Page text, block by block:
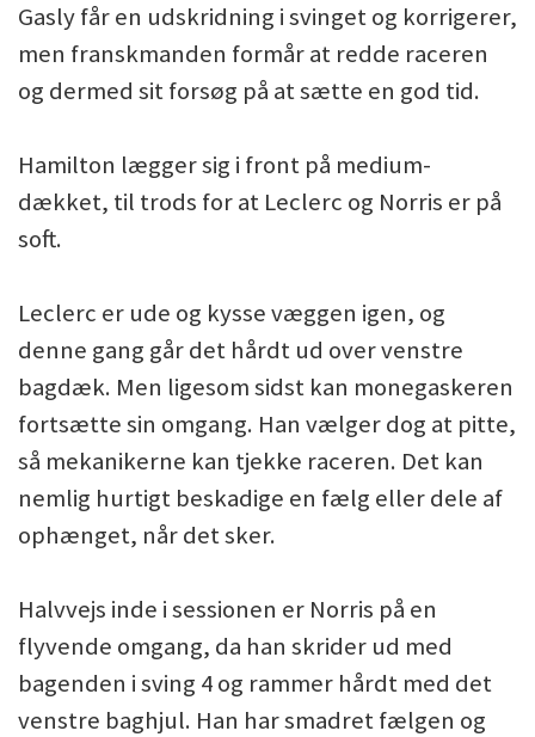
Gasly får en udskridning i svinget og korrigerer,
men franskmanden formår at redde raceren
og dermed sit forsøg på at sætte en god tid.
Hamilton lægger sig i front på medium-
dækket, til trods for at Leclerc og Norris er på
soft.
Leclerc er ude og kysse væggen igen, og
denne gang går det hårdt ud over venstre
bagdæk. Men ligesom sidst kan monegaskeren
fortsætte sin omgang. Han vælger dog at pitte,
så mekanikerne kan tjekke raceren. Det kan
nemlig hurtigt beskadige en fælg eller dele af
ophænget, når det sker.
Halvvejs inde i sessionen er Norris på en
flyvende omgang, da han skrider ud med
bagenden i sving 4 og rammer hårdt med det
venstre baghjul. Han har smadret fælgen og